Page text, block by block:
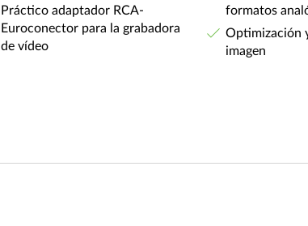
Práctico adaptador RCA-
Euroconector para la grabadora
de vídeo
formatos
Optimización
imagen